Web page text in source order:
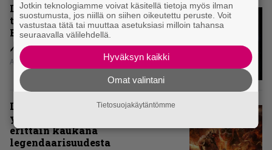
Levyarvio: Onko Steelbound jo
täydellisintä mahdollista Battle
Beastia?
Aki Nuopponen
Levyarvio: Sabaton on
yhdennellätoista albumillaan
erittäin kaukana
legendaarisuudesta
Jotkin teknologiamme voivat käsitellä tietoja myös ilman
suostumusta, jos niillä on siihen oikeutettu peruste. Voit
vastustaa tätä tai muuttaa asetuksiasi milloin tahansa
seuraavalla välilehdellä.
Hyväksyn kaikki
Omat valintani
Tietosuojakäytäntömme